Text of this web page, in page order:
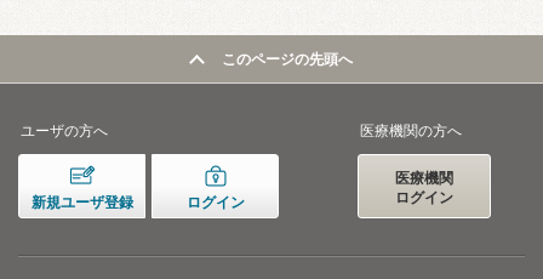
このページの先頭へ
ユーザの方へ
新規ユーザ登録 ログイン
医療機関の方へ
医療機関
ログイン